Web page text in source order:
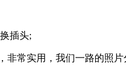
插头;
非常实用，我们一路的照